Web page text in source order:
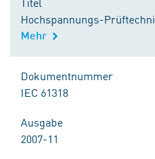
Hochspannungs-
Mehr
Dokumentnummer
IEC 61318
Ausgabe
2007-11